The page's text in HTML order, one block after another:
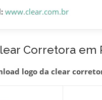
www.clear.com.br
Corretora em
logo da clear